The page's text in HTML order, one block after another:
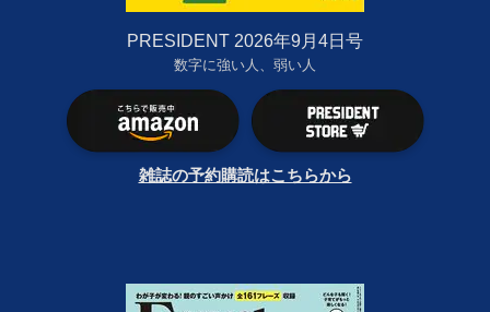
PRESIDENT 2026年9月4日号
数字に強い人、弱い人
雑誌の予約購読はこちらから